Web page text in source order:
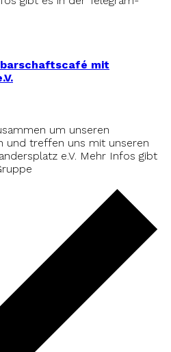
mit
um unseren
und treffen uns mit unseren
e.V. Mehr Infos gibt